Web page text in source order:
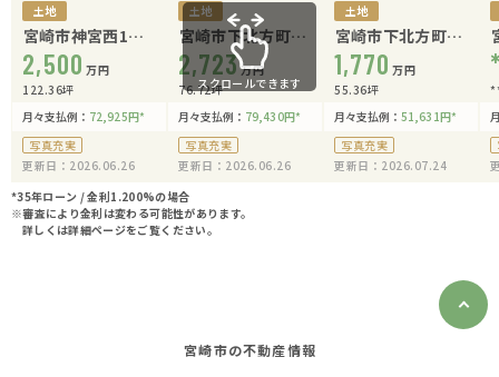
土地
宮崎市神宮西1丁
目
2,500 万円
122.36坪
月々支払例： 72,925円*
写真充実
更新日：2026.06.26
土地
宮崎市下北方町井
手下北
2,723万円
76.72坪
月々支払例： 79,430円*
写真充実
更新日：2026.06.26
土地
宮崎市下北方町井
手下北
1,770 万円
55.36坪
月々支払例： 51,631円*
写真充実
更新日：2026.07.24
スクロールできます
*35年ローン / 金利1.200%の場合
※審査により金利は変わる可能性があります。
詳しくは詳細ページをご覧ください。
宮崎市の不動産情報